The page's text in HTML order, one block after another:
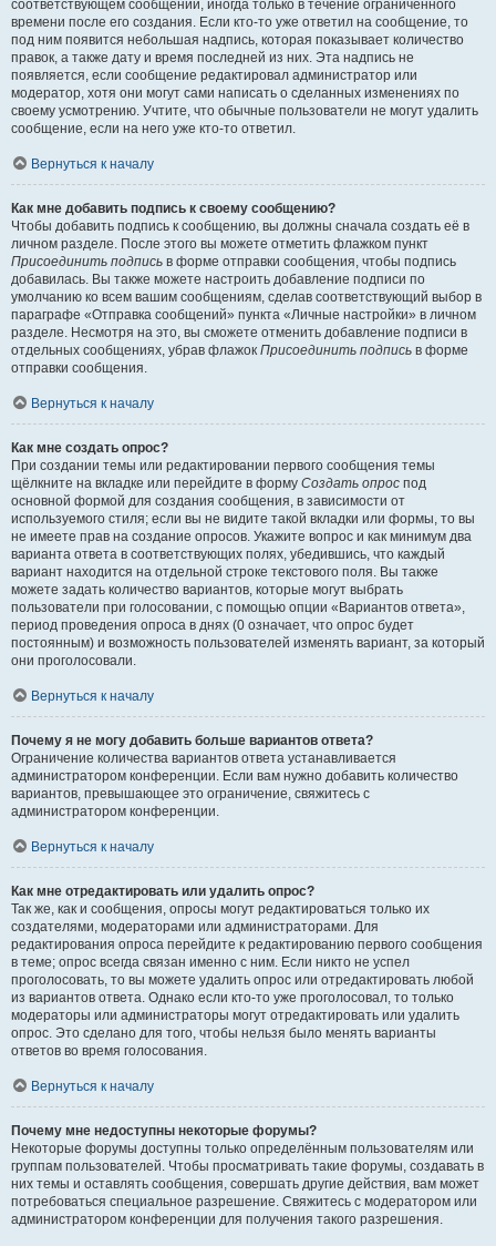
соответствующем сообщении, иногда только в течение ограниченного
времени после его создания. Если кто-то уже ответил на сообщение, то
под ним появится небольшая надпись, которая показывает количество
правок, а также дату и время последней из них. Эта надпись не
появляется, если сообщение редактировал администратор или
модератор, хотя они могут сами написать о сделанных изменениях по
своему усмотрению. Учтите, что обычные пользователи не могут удалить
сообщение, если на него уже кто-то ответил.
Вернуться к началу
Как мне добавить подпись к своему сообщению?
Чтобы добавить подпись к сообщению, вы должны сначала создать её в
личном разделе. После этого вы можете отметить флажком пункт
Присоединить подпись в форме отправки сообщения, чтобы подпись
добавилась. Вы также можете настроить добавление подписи по
умолчанию ко всем вашим сообщениям, сделав соответствующий выбор в
параграфе «Отправка сообщений» пункта «Личные настройки» в личном
разделе. Несмотря на это, вы сможете отменить добавление подписи в
отдельных сообщениях, убрав флажок Присоединить подпись в форме
отправки сообщения.
Вернуться к началу
Как мне создать опрос?
При создании темы или редактировании первого сообщения темы
щёлкните на вкладке или перейдите в форму Создать опрос под
основной формой для создания сообщения, в зависимости от
используемого стиля; если вы не видите такой вкладки или формы, то вы
не имеете прав на создание опросов. Укажите вопрос и как минимум два
варианта ответа в соответствующих полях, убедившись, что каждый
вариант находится на отдельной строке текстового поля. Вы также
можете задать количество вариантов, которые могут выбрать
пользователи при голосовании, с помощью опции «Вариантов ответа»,
период проведения опроса в днях (0 означает, что опрос будет
постоянным) и возможность пользователей изменять вариант, за который
они проголосовали.
Вернуться к началу
Почему я не могу добавить больше вариантов ответа?
Ограничение количества вариантов ответа устанавливается
администратором конференции. Если вам нужно добавить количество
вариантов, превышающее это ограничение, свяжитесь с
администратором конференции.
Вернуться к началу
Как мне отредактировать или удалить опрос?
Так же, как и сообщения, опросы могут редактироваться только их
создателями, модераторами или администраторами. Для
редактирования опроса перейдите к редактированию первого сообщения
в теме; опрос всегда связан именно с ним. Если никто не успел
проголосовать, то вы можете удалить опрос или отредактировать любой
из вариантов ответа. Однако если кто-то уже проголосовал, то только
модераторы или администраторы могут отредактировать или удалить
опрос. Это сделано для того, чтобы нельзя было менять варианты
ответов во время голосования.
Вернуться к началу
Почему мне недоступны некоторые форумы?
Некоторые форумы доступны только определённым пользователям или
группам пользователей. Чтобы просматривать такие форумы, создавать в
них темы и оставлять сообщения, совершать другие действия, вам может
потребоваться специальное разрешение. Свяжитесь с модератором или
администратором конференции для получения такого разрешения.